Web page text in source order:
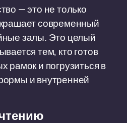
— это не только
современный
залы. Это целый
тем, кто готов
рамок и погрузиться в
и внутренней